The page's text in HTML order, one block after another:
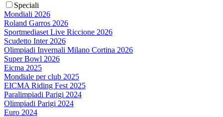
Speciali
Mondiali 2026
Roland Garros 2026
Sportmediaset Live Riccione 2026
Scudetto Inter 2026
Olimpiadi Invernali Milano Cortina 2026
Super Bowl 2026
Eicma 2025
Mondiale per club 2025
EICMA Riding Fest 2025
Paralimpiadi Parigi 2024
Olimpiadi Parigi 2024
Euro 2024